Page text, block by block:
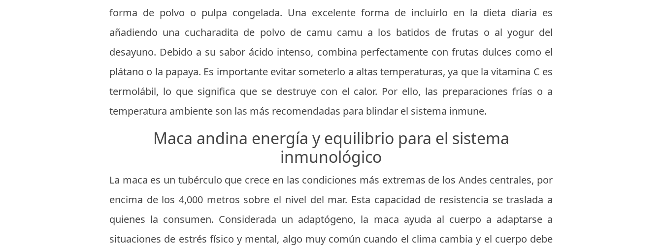
forma de polvo o pulpa congelada. Una excelente forma de incluirlo en la dieta diaria es
añadiendo una cucharadita de polvo de camu camu a los batidos de frutas o al yogur del
desayuno. Debido a su sabor ácido intenso, combina perfectamente con frutas dulces como el
plátano o la papaya. Es importante evitar someterlo a altas temperaturas, ya que la vitamina C es
termolábil, lo que significa que se destruye con el calor. Por ello, las preparaciones frías o a
temperatura ambiente son las más recomendadas para blindar el sistema inmune.
Maca andina energía y equilibrio para el sistema
inmunológico
La maca es un tubérculo que crece en las condiciones más extremas de los Andes centrales, por
encima de los 4,000 metros sobre el nivel del mar. Esta capacidad de resistencia se traslada a
quienes la consumen. Considerada un adaptógeno, la maca ayuda al cuerpo a adaptarse a
situaciones de estrés físico y mental, algo muy común cuando el clima cambia y el cuerpo debe